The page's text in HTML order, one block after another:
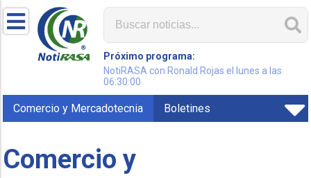
Próximo programa:
NotiRASA con Ronald Rojas el lunes a las
06:30:00
Comercio y Mercadotecnia Boletines
Comercio y